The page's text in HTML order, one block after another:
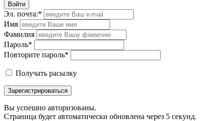
Войти
Эл. почта:*
Имя
Фамилия
Пароль*
Повторите пароль*
Получать расылку
Зарегистрироваться
Вы успешно авторизованы.
Страница будет автоматически обновлена через 5 секунд.